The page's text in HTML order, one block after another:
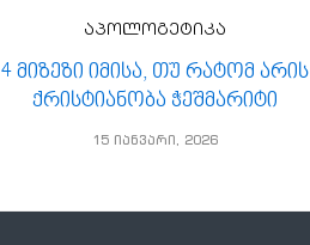
აპოლოგეტიკა
4 მიზეზი იმისა, თუ რატომ არის
ქრისტიანობა ჭეშმარიტი
15 იანვარი, 2026